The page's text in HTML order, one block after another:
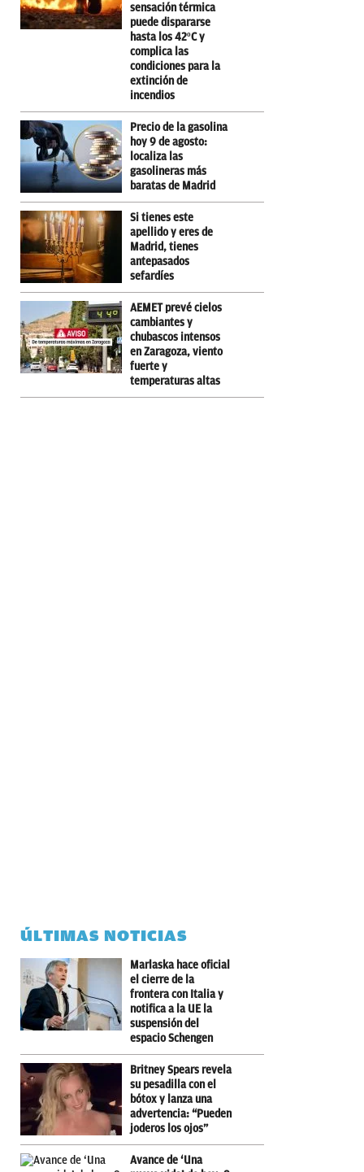
sensación térmica
puede dispararse
hasta los 42ºC y
complica las
condiciones para la
extinción de
incendios
Precio de la gasolina
hoy 9 de agosto:
localiza las
gasolineras más
baratas de Madrid
Si tienes este
apellido y eres de
Madrid, tienes
antepasados
sefardíes
AEMET prevé cielos
cambiantes y
chubascos intensos
en Zaragoza, viento
fuerte y
temperaturas altas
ÚLTIMAS NOTICIAS
Marlaska hace oficial
el cierre de la
frontera con Italia y
notifica a la UE la
suspensión del
espacio Schengen
Britney Spears revela
su pesadilla con el
bótox y lanza una
advertencia: “Pueden
joderos los ojos”
Avance de ‘Una